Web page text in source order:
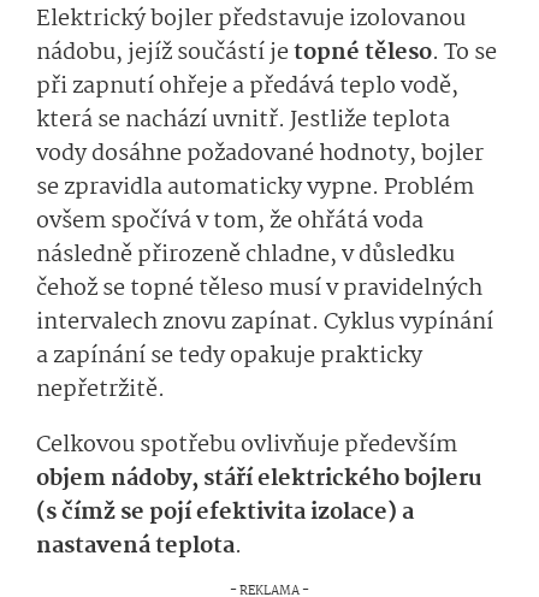
Elektrický bojler představuje izolovanou
nádobu, jejíž součástí jetopné těleso. To se
při zapnutí ohřeje a předává teplo vodě,
která se nachází uvnitř. Jestliže teplota
vody dosáhne požadované hodnoty, bojler
se zpravidla automaticky vypne. Problém
ovšem spočívá v tom, že ohřátá voda
následně přirozeně chladne, v důsledku
čehož se topné těleso musí v pravidelných
intervalech znovu zapínat. Cyklus vypínání
a zapínání se tedy opakuje prakticky
nepřetržitě.
Celkovou spotřebu ovlivňuje především
objem nádoby, stáří elektrického bojleru
(s čímž se pojí efektivita izolace) a
nastavená teplota.